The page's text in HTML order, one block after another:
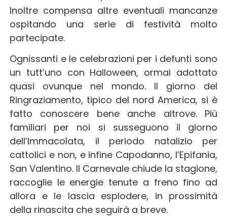
Inoltre compensa altre eventuali mancanze
ospitando una serie di festività molto
partecipate.
Ognissanti e le celebrazioni per i defunti sono
un tutt’uno con Halloween, ormai adottato
quasi ovunque nel mondo. Il giorno del
Ringraziamento, tipico del nord America, si è
fatto conoscere bene anche altrove. Più
familiari per noi si susseguono il giorno
dell’Immacolata, il periodo natalizio per
cattolici e non, e infine Capodanno, l’Epifania,
San Valentino. Il Carnevale chiude la stagione,
raccoglie le energie tenute a freno fino ad
allora e le lascia esplodere, in prossimità
della rinascita che seguirà a breve.